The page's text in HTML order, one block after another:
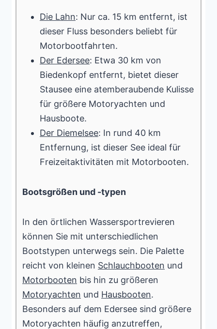
Die Lahn: Nur ca. 15 km entfernt, ist
dieser Fluss besonders beliebt für
Motorbootfahrten.
Der Edersee: Etwa 30 km von
Biedenkopf entfernt, bietet dieser
Stausee eine atemberaubende Kulisse
für größere Motoryachten und
Hausboote.
Der Diemelsee: In rund 40 km
Entfernung, ist dieser See ideal für
Freizeitaktivitäten mit Motorbooten.
Bootsgrößen und -typen
In den örtlichen Wassersportrevieren
können Sie mit unterschiedlichen
Bootstypen unterwegs sein. Die Palette
reicht von kleinen Schlauchbooten und
Motorbooten bis hin zu größeren
Motoryachten und Hausbooten.
Besonders auf dem Edersee sind größere
Motoryachten häufig anzutreffen,